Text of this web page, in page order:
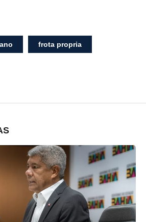
frota propria